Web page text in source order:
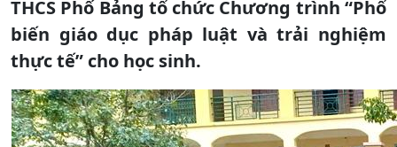
THCS Phố Bảng tổ chức Chương trình “Phổ
biến giáo dục pháp luật và trải nghiệm
thực tế” cho học sinh.